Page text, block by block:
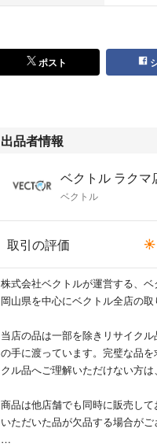
ポスト
出品者情報
ベクトル ラクマ
ベクトル
取引の評価
株式会社ベクトルが運営する、ベ
岡山県を中心にベクトル全店の取
当店の品は一部を除きリサイク
の手に渡っています。完璧な品
クル品へご理解いただけない方は
商品は他店舗でも同時に販売し
いただいた品が欠品する場合がご